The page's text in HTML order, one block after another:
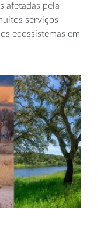
afetadas pela
serviços
ecossistemas em